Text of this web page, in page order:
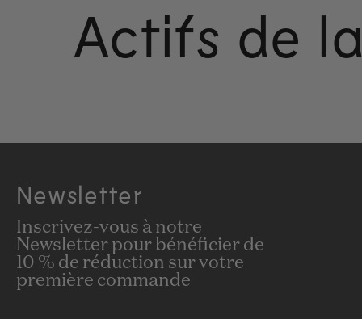
Actifs de
Newsletter
Inscrivez-vous à notre
Newsletter pour bénéficier de
10 % de réduction sur votre
première commande